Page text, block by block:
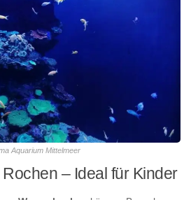
Aquarium Mittelmeer
– Ideal für Kinder